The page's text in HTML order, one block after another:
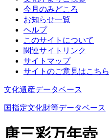
今月のみどころ
お知らせ一覧
ヘルプ
このサイトについて
関連サイトリンク
サイトマップ
サイトのご意見はこちら
文化遺産データベース
国指定文化財等データベース
唐三彩万年壺